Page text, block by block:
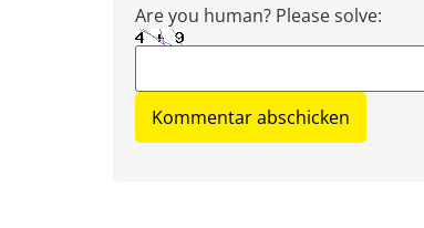
Are you human? Please solve: